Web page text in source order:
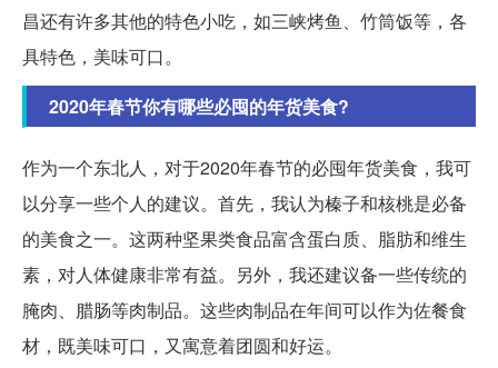
昌还有许多其他的特色小吃，如三峡烤鱼、竹筒饭等，各
具特色，美味可口。
2020年春节你有哪些必囤的年货美食?
作为一个东北人，对于2020年春节的必囤年货美食，我可
以分享一些个人的建议。首先，我认为榛子和核桃是必备
的美食之一。这两种坚果类食品富含蛋白质、脂肪和维生
素，对人体健康非常有益。另外，我还建议备一些传统的
腌肉、腊肠等肉制品。这些肉制品在年间可以作为佐餐食
材，既美味可口，又寓意着团圆和好运。